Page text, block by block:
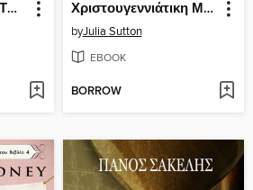
Η ΣΧΕΣΗ ΜΑΣ ΜΕ ΤΟΥΣ ΑΛΛΟΥΣ Χριστουγεννιάτικη Μαγεία στο Καταφύγιο Συγγραφέων
byJulia Sutton
EBOOK
BORROW